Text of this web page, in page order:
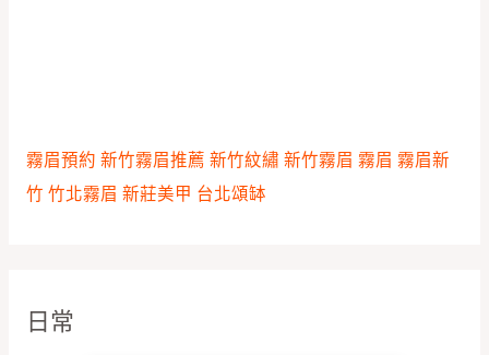
霧眉預約 新竹霧眉推薦 新竹紋繡 新竹霧眉 霧眉 霧眉新
竹 竹北霧眉 新莊美甲 台北頌缽
日常